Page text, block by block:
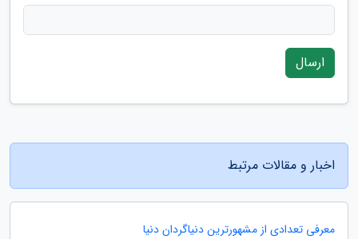
ارسال
اخبار و مقالات مرتبط
معرفی تعدادی از مشهورترین دنیاگردان دنیا